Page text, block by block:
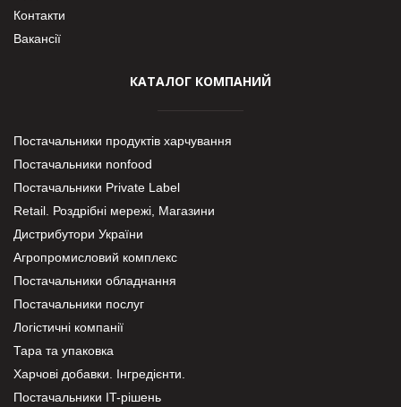
Контакти
Вакансії
КАТАЛОГ КОМПАНИЙ
Постачальники продуктів харчування
Постачальники nonfood
Постачальники Private Label
Retail. Роздрібні мережі, Магазини
Дистрибутори України
Агропромисловий комплекс
Постачальники обладнання
Постачальники послуг
Логістичні компанії
Тара та упаковка
Харчові добавки. Інгредієнти.
Постачальники IT-рішень